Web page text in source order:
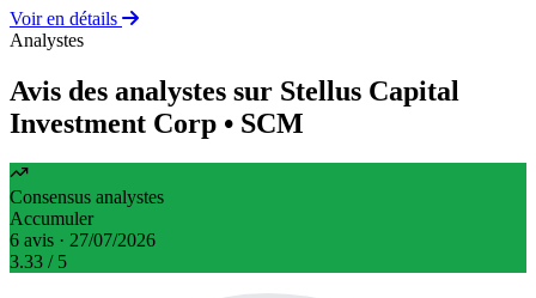
Voir en détails
Analystes
Avis des analystes sur Stellus Capital
Investment Corp • SCM
Consensus analystes
Accumuler
6 avis · 27/07/2026
3.33 / 5